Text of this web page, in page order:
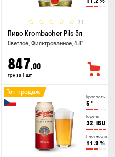
(0)
Пиво Krombacher Pils 5л
Светлое, Фильтрованное, 4.8°
847,00
грн за 1 шт
Крепость
5 °
Горечь
32 IBU
Плотность
11.9 %
Топ продаж